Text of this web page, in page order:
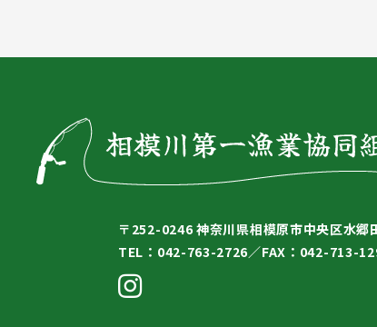
〒252-0246 神奈川県相模原市中央区水
TEL：042-763-2726／FAX：042-713-